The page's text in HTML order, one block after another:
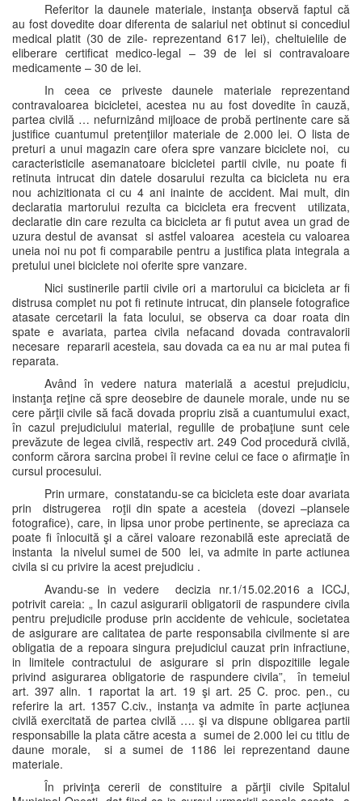
Referitor la daunele materiale, instanţa observă faptul că
au fost dovedite doar diferenta de salariul net obtinut si concediul
medical platit (30 de zile- reprezentand 617 lei), cheltuielile de
eliberare certificat medico-legal – 39 de lei si contravaloare
medicamente – 30 de lei.
In ceea ce priveste daunele materiale reprezentand
contravaloarea bicicletei, acestea nu au fost dovedite în cauză,
partea civilă … nefurnizând mijloace de probă pertinente care să
justifice cuantumul pretenţiilor materiale de 2.000 lei. O lista de
preturi a unui magazin care ofera spre vanzare biciclete noi, cu
caracteristicile asemanatoare bicicletei partii civile, nu poate fi
retinuta intrucat din datele dosarului rezulta ca bicicleta nu era
nou achizitionata ci cu 4 ani inainte de accident. Mai mult, din
declaratia martorului rezulta ca bicicleta era frecvent utilizata,
declaratie din care rezulta ca bicicleta ar fi putut avea un grad de
uzura destul de avansat si astfel valoarea acesteia cu valoarea
uneia noi nu pot fi comparabile pentru a justifica plata integrala a
pretului unei biciclete noi oferite spre vanzare.
Nici sustinerile partii civile ori a martorului ca bicicleta ar fi
distrusa complet nu pot fi retinute intrucat, din plansele fotografice
atasate cercetarii la fata locului, se observa ca doar roata din
spate e avariata, partea civila nefacand dovada contravalorii
necesare repararii acesteia, sau dovada ca ea nu ar mai putea fi
reparata.
Având în vedere natura materială a acestui prejudiciu,
instanţa reţine că spre deosebire de daunele morale, unde nu se
cere părţii civile să facă dovada propriu zisă a cuantumului exact,
în cazul prejudiciului material, regulile de probaţiune sunt cele
prevăzute de legea civilă, respectiv art. 249 Cod procedură civilă,
conform cărora sarcina probei îi revine celui ce face o afirmaţie în
cursul procesului.
Prin urmare, constatandu-se ca bicicleta este doar avariata
prin distrugerea roţii din spate a acesteia (dovezi –plansele
fotografice), care, in lipsa unor probe pertinente, se apreciaza ca
poate fi înlocuită şi a cărei valoare rezonabilă este apreciată de
instanta la nivelul sumei de 500 lei, va admite in parte actiunea
civila si cu privire la acest prejudiciu .
Avandu-se in vedere decizia nr.1/15.02.2016 a ICCJ,
potrivit careia: „ In cazul asigurarii obligatorii de raspundere civila
pentru prejudicile produse prin accidente de vehicule, societatea
de asigurare are calitatea de parte responsabila civilmente si are
obligatia de a repoara singura prejudiciul cauzat prin infractiune,
in limitele contractului de asigurare si prin dispozitiile legale
privind asigurarea obligatorie de raspundere civila”, în temeiul
art. 397 alin. 1 raportat la art. 19 şi art. 25 C. proc. pen., cu
referire la art. 1357 C.civ., instanţa va admite în parte acţiunea
civilă exercitată de partea civilă …. şi va dispune obligarea partii
responsabille la plata către acesta a sumei de 2.000 lei cu titlu de
daune morale, si a sumei de 1186 lei reprezentand daune
materiale.
În privinţa cererii de constituire a părţii civile Spitalul